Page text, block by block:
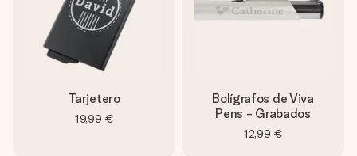
Tarjetero
19,99 €
Bolígrafos de Viva
Pens - Grabados
12,99 €